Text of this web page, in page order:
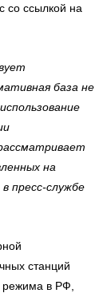
со ссылкой на
база не
на
пресс-службе
станций
режима в РФ,